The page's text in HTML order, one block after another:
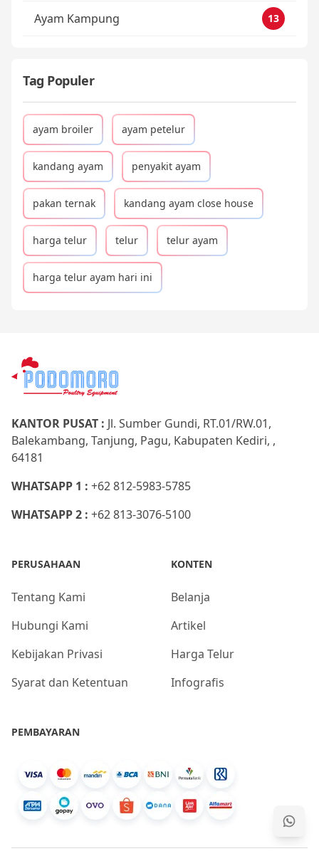
Ayam Kampung 13
Tag Populer
ayam broiler ayam petelur
kandang ayam penyakit ayam
pakan ternak kandang ayam close house
harga telur telur telur ayam
harga telur ayam hari ini
KANTOR PUSAT : Jl. Sumber Gundi, RT.01/RW.01,
Balekambang, Tanjung, Pagu, Kabupaten Kediri, ,
64181
WHATSAPP 1 : +62 812-5983-5785
WHATSAPP 2 : +62 813-3076-5100
PERUSAHAAN
Tentang Kami
Hubungi Kami
Kebijakan Privasi
Syarat dan Ketentuan
KONTEN
Belanja
Artikel
Harga Telur
Infografis
PEMBAYARAN